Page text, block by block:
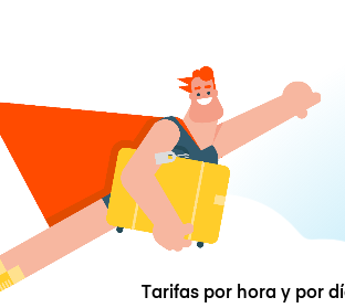
Tarifas por hora y por